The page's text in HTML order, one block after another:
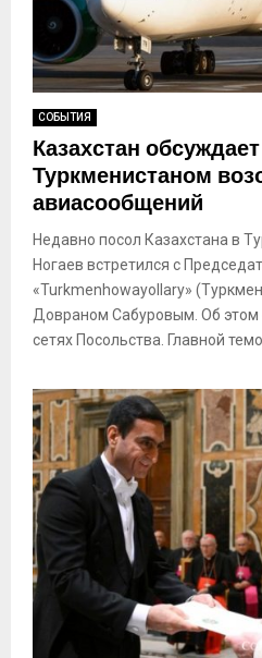
СОБЫТИЯ
Казахстан
Туркменистаном
авиасообщений
Недавно посол Казахстана в
Ногаев встретился с
«Turkmenhowayollary»
Довраном Сабуровым. Об этом
сетях Посольства. Главной